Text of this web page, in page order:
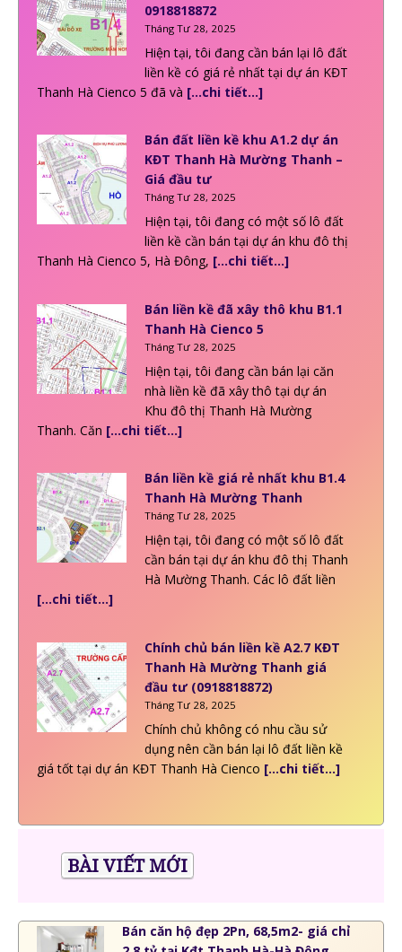
0918818872
Tháng Tư 28, 2025
Hiện tại, tôi đang cần bán lại lô đất
liền kề có giá rẻ nhất tại dự án KĐT
Thanh Hà Cienco 5 đã và […chi tiết…]
Bán đất liền kề khu A1.2 dự án
KĐT Thanh Hà Mường Thanh –
Giá đầu tư
Tháng Tư 28, 2025
Hiện tại, tôi đang có một số lô đất
liền kề cần bán tại dự án khu đô thị
Thanh Hà Cienco 5, Hà Đông, […chi tiết…]
Bán liền kề đã xây thô khu B1.1
Thanh Hà Cienco 5
Tháng Tư 28, 2025
Hiện tại, tôi đang cần bán lại căn
nhà liền kề đã xây thô tại dự án
Khu đô thị Thanh Hà Mường
Thanh. Căn […chi tiết…]
Bán liền kề giá rẻ nhất khu B1.4
Thanh Hà Mường Thanh
Tháng Tư 28, 2025
Hiện tại, tôi đang có một số lô đất
cần bán tại dự án khu đô thị Thanh
Hà Mường Thanh. Các lô đất liền
[…chi tiết…]
Chính chủ bán liền kề A2.7 KĐT
Thanh Hà Mường Thanh giá
đầu tư (0918818872)
Tháng Tư 28, 2025
Chính chủ không có nhu cầu sử
dụng nên cần bán lại lô đất liền kề
giá tốt tại dự án KĐT Thanh Hà Cienco […chi tiết…]
BÀI VIẾT MỚI
Bán căn hộ đẹp 2Pn, 68,5m2- giá chỉ